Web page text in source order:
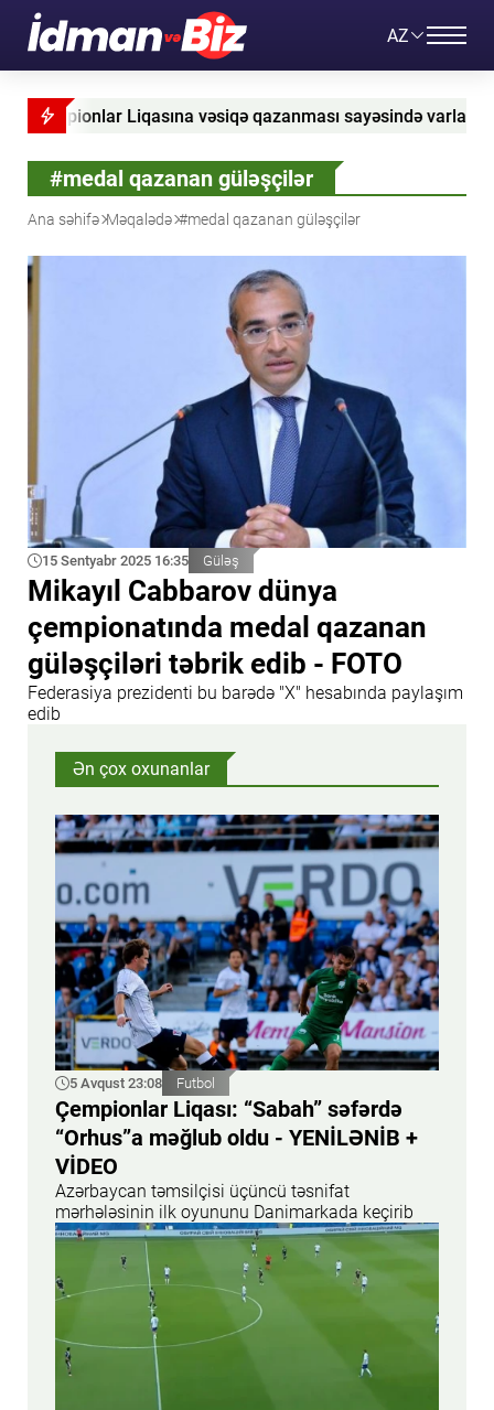
AZ
Liqasına vəsiqə qazanması sayəsində varlanırlar
#medal qazanan güləşçilər
Ana səhifə Məqalədə #medal qazanan güləşçilər
15 Sentyabr 2025 16:35 Güləş
Mikayıl Cabbarov dünya
çempionatında medal qazanan
güləşçiləri təbrik edib - FOTO
Federasiya prezidenti bu barədə "X" hesabında paylaşım
edib
Ən çox oxunanlar
5 Avqust 23:08 Futbol
Çempionlar Liqası: “Sabah” səfərdə
“Orhus”a məğlub oldu - YENİLƏNİB +
VİDEO
Azərbaycan təmsilçisi üçüncü təsnifat
mərhələsinin ilk oyununu Danimarkada keçirib